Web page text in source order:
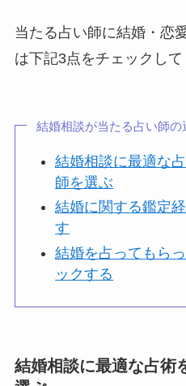
当たる占い師に結婚・恋
は下記3点をチェックして
結婚相談が当たる占い師の
結婚相談に最適な
師を選ぶ
結婚に関する鑑定
す
結婚を占ってもら
ックする
結婚相談に最適な占術